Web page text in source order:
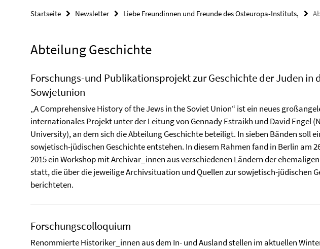
Startseite Newsletter Liebe Freundinnen und Freunde des Osteuropa-Instituts,
Abteilung Geschichte
Forschungs-und Publikationsprojekt zur Geschichte der Juden in
Sowjetunion
„A Comprehensive History of the Jews in the Soviet Union“ ist ein neues
internationales Projekt unter der Leitung von Gennady Estraikh und David Engel
University), an dem sich die Abteilung Geschichte beteiligt. In sieben Bänden soll
sowjetisch-jüdischen Geschichte entstehen. In diesem Rahmen fand in Berlin am
2015 ein Workshop mit Archivar_innen aus verschiedenen Ländern der
statt, die über die jeweilige Archivsituation und Quellen zur sowjetisch-jüdischen
berichteten.
Forschungscolloquium
Renommierte Historiker_innen aus dem In- und Ausland stellen im aktuellen